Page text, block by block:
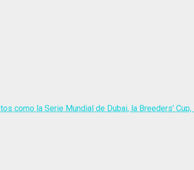
como la Serie Mundial de Dubai, la Breeders’